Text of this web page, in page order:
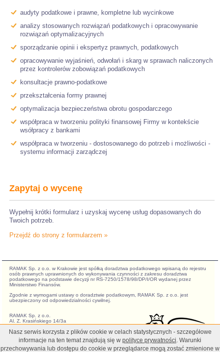
audyty podatkowe i prawne, kompletne lub wycinkowe
analizy stosowanych rozwiązań podatkowych i opracowywanie
rozwiązań optymalizacyjnych
sporządzanie opinii i ekspertyz prawnych, podatkowych
opracowywanie wyjaśnień, odwołań i skarg w sprawach naliczonych
przez kontrolerów zobowiązań podatkowych
konsultacje prawno-podatkowe
przekształcenia formy prawnej
optymalizacja bezpieczeństwa obrotu gospodarczego
współpraca w tworzeniu polityki finansowej Firmy w kontekście
wsółpracy z bankami
współpraca w tworzeniu - dostosowanego do potrzeb i możliwości -
systemu informacji zarządczej
Zapytaj o wycenę
Wypełnij krótki formularz i uzyskaj wycenę usług dopasowanych do
Twoich potrzeb.
Przejdź do strony z formularzem »
RAMAK Sp. z o.o. w Krakowie jest spółką doradztwa podatkowego wpisaną do rejestru
osób prawnych uprawnionych do wykonywania czynności z zakresu doradztwa
podatkowego na podstawie decyzji nr RS-7250/1578/98/DP/I/OR wydanej przez
Ministerstwo Finansów.
Zgodnie z wymogami ustawy o doradztwie podatkowym, RAMAK Sp. z o.o. jest
ubezpieczony od odpowiedzialności cywilnej.
RAMAK Sp. z o.o.
Al. Z. Krasińskiego 14/3a
30-101 Kraków
NIP: 676-007-91-28
REGON: 350250272
KRS: 0000187649
Nasz serwis korzysta z plików cookie w celach statystycznych - szczegółowe
informacje na ten temat znajdują się w polityce prywatności. Warunki
przechowywania lub dostępu do cookie w przeglądarce mogą zostać zmienione w